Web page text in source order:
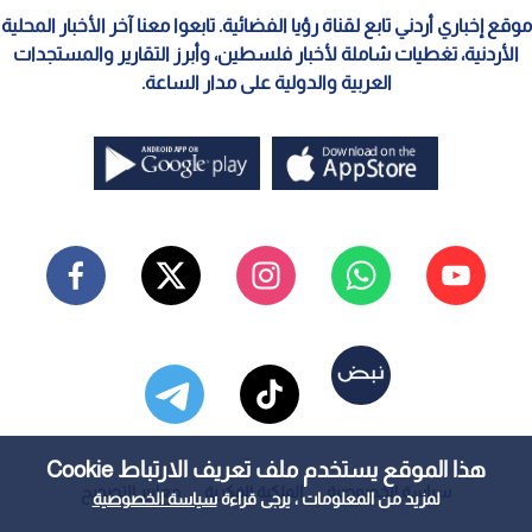
هذا الموقع يستخدم ملف تعريف الارتباط Cookie
لمزيد من المعلومات ، يرجى قراءةسياسة الخصوصية
موقع إخباري أردني تابع لقناة رؤيا الفضائية. تابعوا معنا آخر الأخبار المحلية
الأردنية، تغطيات شاملة لأخبار فلسطين، وأبرز التقارير والمستجدات
العربية والدولية على مدار الساعة.
سياسة الخصوصية الملكية الفكرية معايير التصحيح